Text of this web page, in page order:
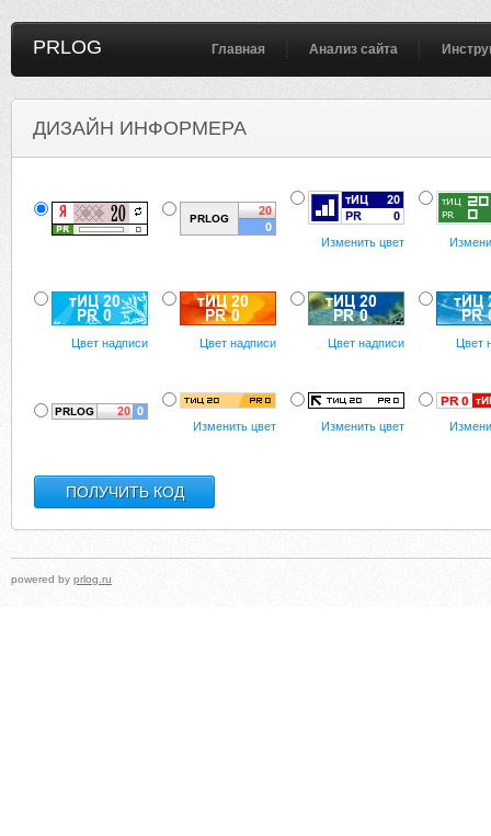
PRLOG Главная Анализ сайта
ДИЗАЙН ИНФОРМЕРА
Изменить цвет
Цвет надписи Цвет надписи Цвет надписи Цвет
Изменить цвет Изменить цвет
powered by prlog.ru